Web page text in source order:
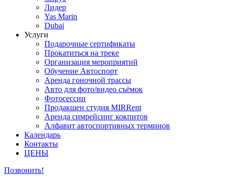
Лидер
Yas Marin
Dubai
Услуги
Подарочные сертификаты
Прокатиться на треке
Организация мероприятий
Обучение Автоспорт
Аренда гоночной трассы
Авто для фото/видео съёмок
Фотосессии
Продакшен студия MIRRent
Аренда симрейсинг кокпитов
Алфавит автоспортивных терминов
Календарь
Контакты
ЦЕНЫ
Позвонить!